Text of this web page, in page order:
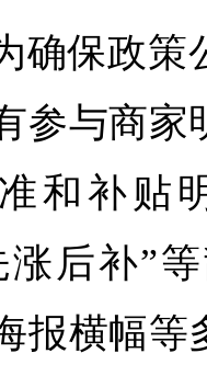
确保政策
参与商家
和补贴
涨后补”
报横幅等